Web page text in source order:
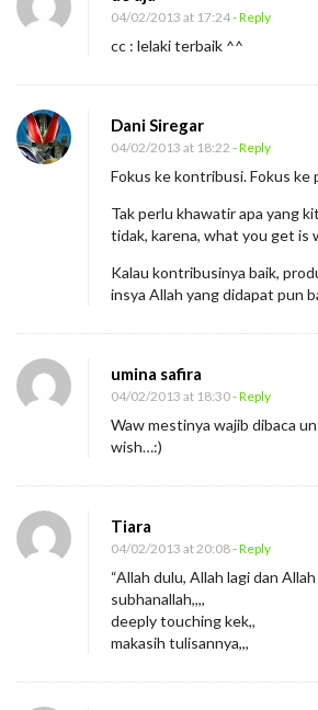
04/02/2013 at 17:24- Reply
cc : lelaki terbaik ^^
Dani Siregar
04/02/2013 at 18:22 - Reply
Fokus ke kontribusi. Fokus ke
Tak perlu khawatir apa yang
tidak, karena, what you get is
Kalau kontribusinya baik,
insya Allah yang didapat pun
umina safira
04/02/2013 at 18:30- Reply
Waw mestinya wajib dibaca
wish…:)
Tiara
04/02/2013 at 20:08- Reply
“Allah dulu, Allah lagi dan Allah
subhanallah,,,,
deeply touching kek,,
makasih tulisannya,,,